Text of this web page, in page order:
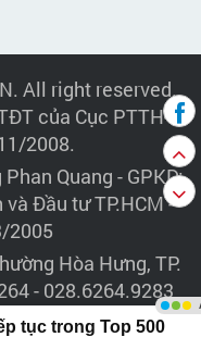
All right reserved.
của Cục PTTH-
2008.
Phan Quang - GPKD:
Đầu tư TP.HCM -
2005
Hòa Hưng, TP.
- 028.6264.9283